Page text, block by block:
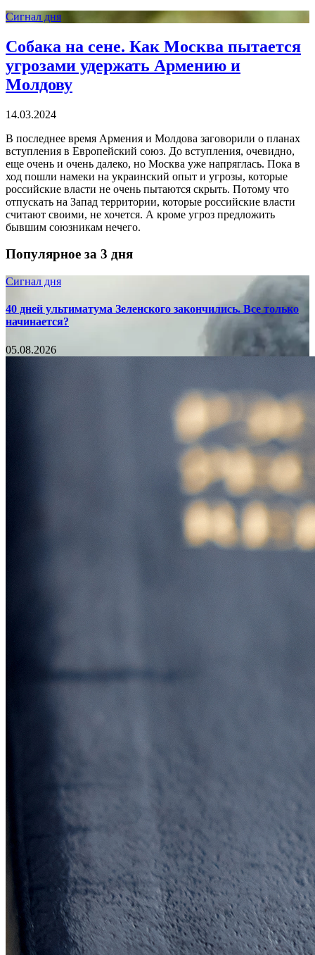
Сигнал дня
Собака на сене. Как Москва пытается
угрозами удержать Армению и
Молдову
14.03.2024
В последнее время Армения и Молдова заговорили о планах
вступления в Европейский союз. До вступления, очевидно,
еще очень и очень далеко, но Москва уже напряглась. Пока в
ход пошли намеки на украинский опыт и угрозы, которые
российские власти не очень пытаются скрыть. Потому что
отпускать на Запад территории, которые российские власти
считают своими, не хочется. А кроме угроз предложить
бывшим союзникам нечего.
Популярное за 3 дня
Сигнал дня
40 дней ультиматума Зеленского закончились. Все только
начинается?
05.08.2026